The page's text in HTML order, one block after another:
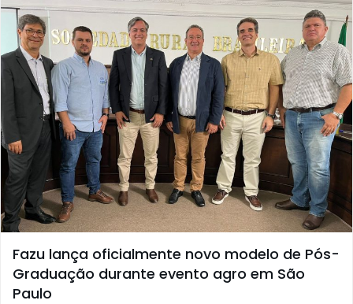
Fazu lança oficialmente novo modelo de Pós-
Graduação durante evento agro em São
Paulo